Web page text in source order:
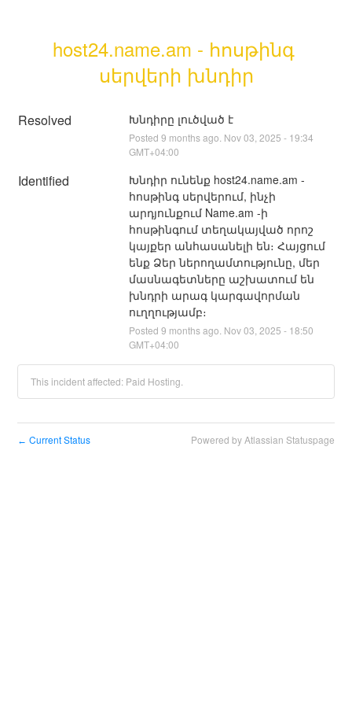
host24.name.am - հոսթինգ
սերվերի խնդիր
Resolved Խնդիրը լուծված է
Posted 9 months ago. Nov03 2025 - 19:34
GMT+04:00
Identified
Խնդիր ունենք host24.name.am -
հոսթինգ սերվերում, ինչի
արդյունքում Name.am -ի
հոսթինգում տեղակայված որոշ
կայքեր անհասանելի են։ Հայցում
ենք Ձեր ներողամտությունը, մեր
մասնագետները աշխատում են
խնդրի արագ կարգավորման
ուղղությամբ։
Posted 9 months ago. Nov03 2025 - 18:50
GMT+04:00
This incident affected: Paid Hosting.
← Current Status Powered by Atlassian Statuspage